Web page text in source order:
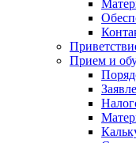
Прием и